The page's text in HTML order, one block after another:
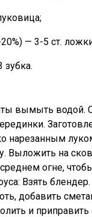
— 3-5 ст.
зубка.
вымыть водой.
нарезанным
Выложить на
огне,
Взять
добавить
и